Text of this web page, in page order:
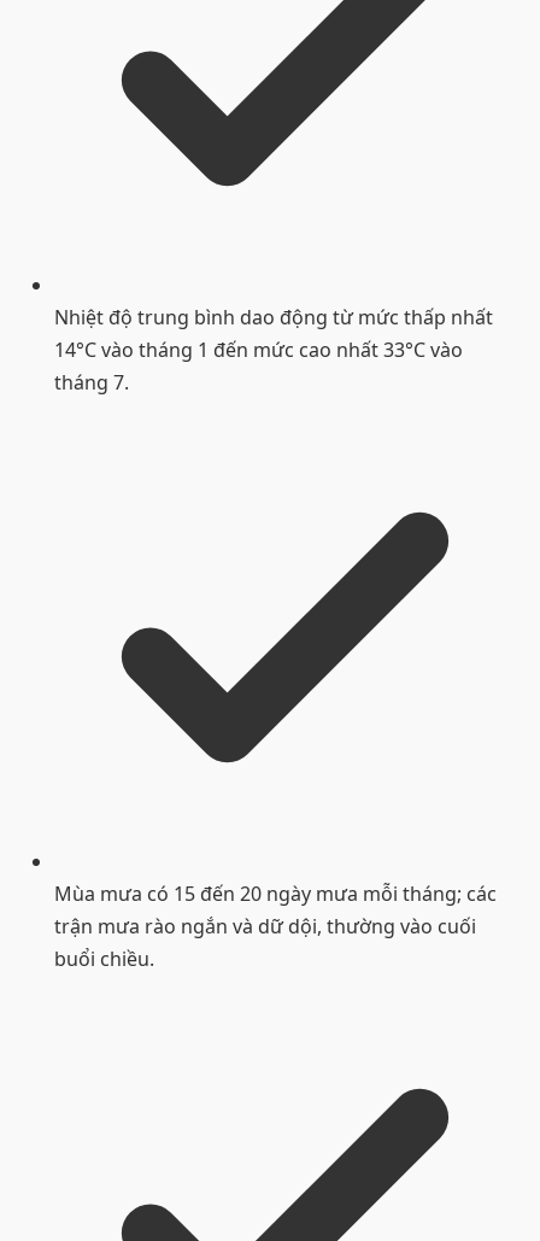
Nhiệt độ trung bình dao động từ mức thấp nhất
14°C vào tháng 1 đến mức cao nhất 33°C vào
tháng 7.
Mùa mưa có 15 đến 20 ngày mưa mỗi tháng; các
trận mưa rào ngắn và dữ dội, thường vào cuối
buổi chiều.